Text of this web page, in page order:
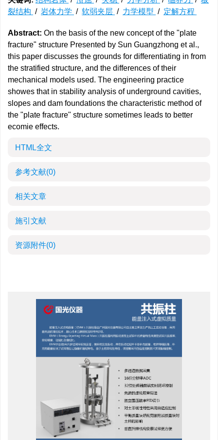
裂结构 / 岩体力学 / 软弱夹层 / 力学模型 / 定解方程
Abstract: On the basis of the new concept of the "plate
fracture" structure Presented by Sun Guangzhong et al.,
this paper discusses the grounds for differentiating in from
the stratified structure, and the differences of their
mechanical models used. The engineering practice
showes that in stability analysis of underground cavities,
slopes and dam foundations the characteristic method of
the "plate fracture" structure sometimes leads to better
ecomie effects.
HTML全文
参考文献(0)
相关文章
施引文献
资源附件(0)